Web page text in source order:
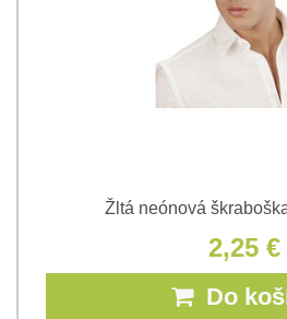
Žltá neónová
2,25 €
Do